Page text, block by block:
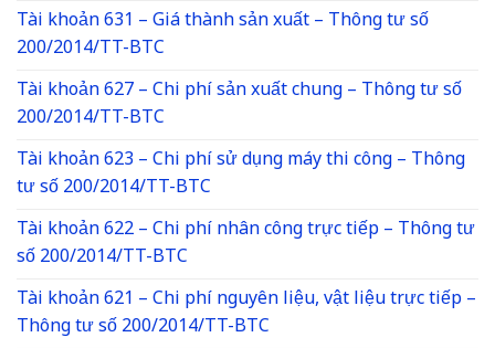
Tài khoản 631 – Giá thành sản xuất – Thông tư số
200/2014/TT-BTC
Tài khoản 627 – Chi phí sản xuất chung – Thông tư số
200/2014/TT-BTC
Tài khoản 623 – Chi phí sử dụng máy thi công – Thông
tư số 200/2014/TT-BTC
Tài khoản 622 – Chi phí nhân công trực tiếp – Thông tư
số 200/2014/TT-BTC
Tài khoản 621 – Chi phí nguyên liệu, vật liệu trực tiếp –
Thông tư số 200/2014/TT-BTC